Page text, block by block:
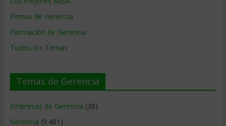
Firmas de Gerencia
Formación de Gerencia
Todos los Temas
Temas de Gerencia
Empresas de Gerencia (38)
Gerencia (9.481)